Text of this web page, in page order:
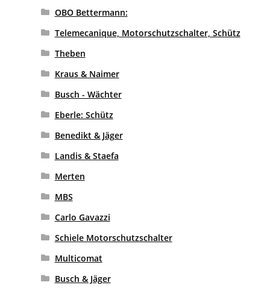
OBO Bettermann:
Telemecanique, Motorschutzschalter, Schütz
Theben
Kraus & Naimer
Busch - Wächter
Eberle: Schütz
Benedikt & Jäger
Landis & Staefa
Merten
MBS
Carlo Gavazzi
Schiele Motorschutzschalter
Multicomat
Busch & Jäger